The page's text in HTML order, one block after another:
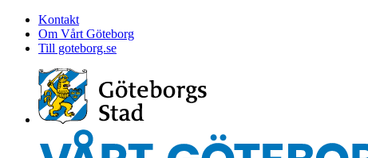
Kontakt
Om Vårt Göteborg
Till goteborg.se